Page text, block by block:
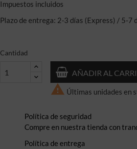
Impuestos incluidos
Plazo de entrega: 2-3 días (Express) / 5-7
Cantidad
AÑADIR AL
 Últimas unidades en
Política de seguridad
Compre en nuestra tienda con
Política de entrega